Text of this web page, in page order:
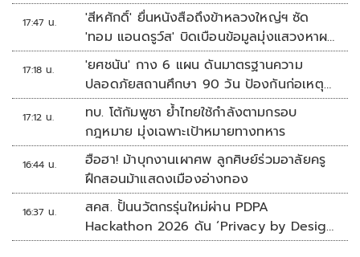
17:47 น.
'สีหศักดิ์' ยื่นหนังสือถึงข้าหลวงใหญ่ฯ ซัด
'ทอม แอนดรูว์ส' บิดเบือนข้อมูลมุ่งแสวงหาผล
ประโยชน์ทางการเมือง
17:18 น.
'ยศชนัน' กาง 6 แผน ดันมาตรฐานความ
ปลอดภัยสถานศึกษา 90 วัน ป้องกันก่อเหตุ
รุนแรง
17:12 น.
ทบ. โต้กัมพูชา ย้ำไทยใช้กำลังตามกรอบ
กฎหมาย มุ่งเฉพาะเป้าหมายทางทหาร
16:44 น.
ฮือฮา! ม้าบุกงานเผาศพ ลูกศิษย์ร่วมอาลัยครู
ฝึกสอนม้าแสดงเมืองอ่างทอง
16:37 น.
สคส. ปั้นนวัตกรรุ่นใหม่ผ่าน PDPA
Hackathon 2026 ดัน ‘Privacy by Design
for all’ สู่โซลูชันคุ้มครองข้อมูลส่วนบุคคลที่